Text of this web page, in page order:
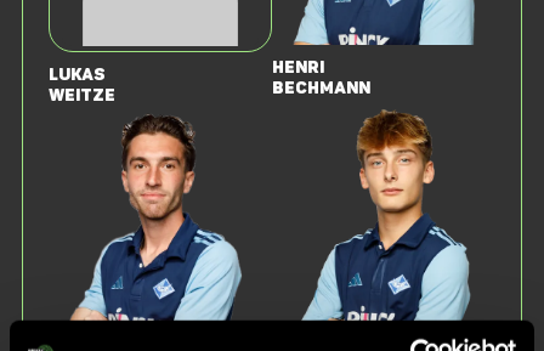
Lukas
Weitze
Henri
Bechmann